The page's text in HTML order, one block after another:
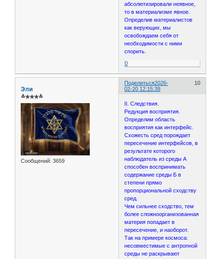
абсолютизировали неявное,
то в материализме явное.
Определив материалистов
как верующих, мы
освобождаем себя от
необходимости с ними
спорить.
0
Поделиться 10
2026-
02-20 12:15:39
Эли
≛✯✯✯≛
Сообщений: 3659
II. Следствия.
Редукция восприятия.
Определим область
восприятия как интерфейс.
Схожесть сред порождает
пересечение интерфейсов, в
результате которого
наблюдатель из среды А
способен воспринимать
содержание среды Б в
степени прямо
пропорциональной сходству
сред.
Чем сильнее сходство, тем
более сложноорганизованная
материя попадает в
пересечение, и наоборот.
Так на примере космоса:
несовместимые с антропной
среды не раскрывают